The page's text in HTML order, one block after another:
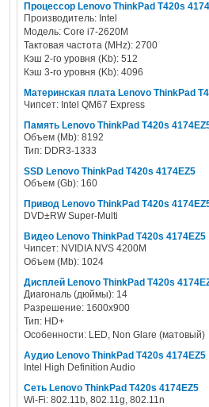
Процессор Lenovo ThinkPad T420s
Производитель: Intel
Модель: Core i7-2620M
Тактовая частота (MHz): 2700
Кэш 2-го уровня (Kb): 512
Кэш 3-го уровня (Kb): 4096
Материнская плата Lenovo ThinkPad
Чипсет: Intel QM67 Express
Память Lenovo ThinkPad T420s
Объем (Mb): 8192
Тип: DDR3-1333
SSD Lenovo ThinkPad T420s 4174EZ5
Объем (Gb): 160
Привод Lenovo ThinkPad T420s
DVD±RW Super-Multi
Видео Lenovo ThinkPad T420s 4174EZ5
Чипсет: NVIDIA NVS 4200M
Объем (Mb): 1024
Дисплей Lenovo ThinkPad T420s
Диагональ (дюймы): 14
Разрешение: 1600x900
Тип: HD+
Особенности: LED, Non Glare (матовый)
Аудио Lenovo ThinkPad T420s 4174EZ5
Intel High Definition Audio
Сеть Lenovo ThinkPad T420s 4174EZ5
Wi-Fi: 802.11b, 802.11g, 802.11n